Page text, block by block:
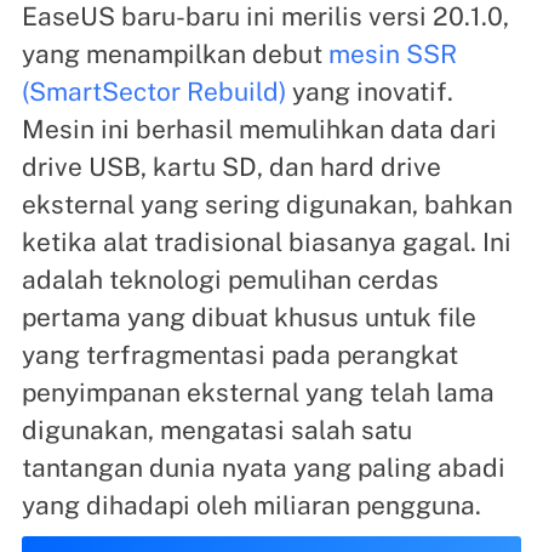
EaseUS baru-baru ini merilis versi 20.1.0,
yang menampilkan debut mesin SSR
(SmartSector Rebuild) yang inovatif.
Mesin ini berhasil memulihkan data dari
drive USB, kartu SD, dan hard drive
eksternal yang sering digunakan, bahkan
ketika alat tradisional biasanya gagal. Ini
adalah teknologi pemulihan cerdas
pertama yang dibuat khusus untuk file
yang terfragmentasi pada perangkat
penyimpanan eksternal yang telah lama
digunakan, mengatasi salah satu
tantangan dunia nyata yang paling abadi
yang dihadapi oleh miliaran pengguna.